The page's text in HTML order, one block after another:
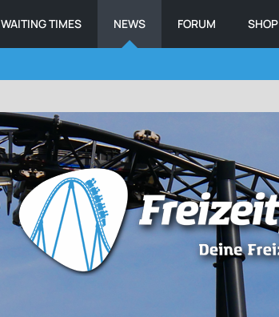
WAITING TIMES NEWS FORUM SHOP